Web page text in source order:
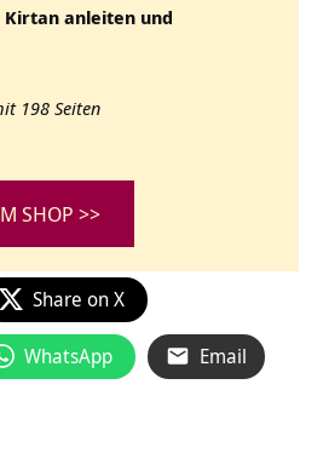
anleiten und
198 Seiten
SHOP >>
Share on X
WhatsApp Email